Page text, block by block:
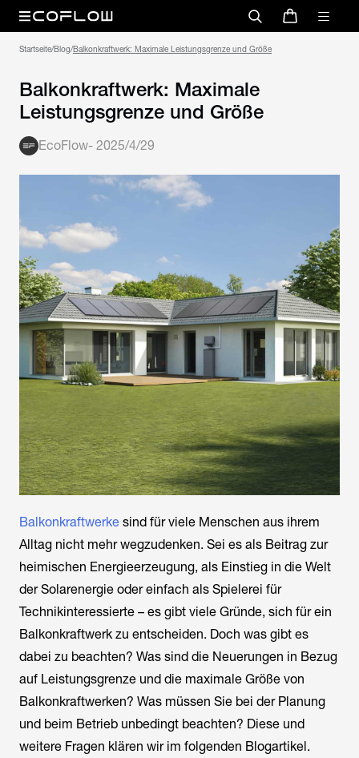
Startseite/Blog/Balkonkraftwerk: Maximale Leistungsgrenze und Größe
Balkonkraftwerk: Maximale
Leistungsgrenze und Größe
EcoFlow- 2025/4/29
Balkonkraftwerke sind für viele Menschen aus ihrem
Alltag nicht mehr wegzudenken. Sei es als Beitrag zur
heimischen Energieerzeugung, als Einstieg in die Welt
der Solarenergie oder einfach als Spielerei für
Technikinteressierte – es gibt viele Gründe, sich für ein
Balkonkraftwerk zu entscheiden. Doch was gibt es
dabei zu beachten? Was sind die Neuerungen in Bezug
auf Leistungsgrenze und die maximale Größe von
Balkonkraftwerken? Was müssen Sie bei der Planung
und beim Betrieb unbedingt beachten? Diese und
weitere Fragen klären wir im folgenden Blogartikel.